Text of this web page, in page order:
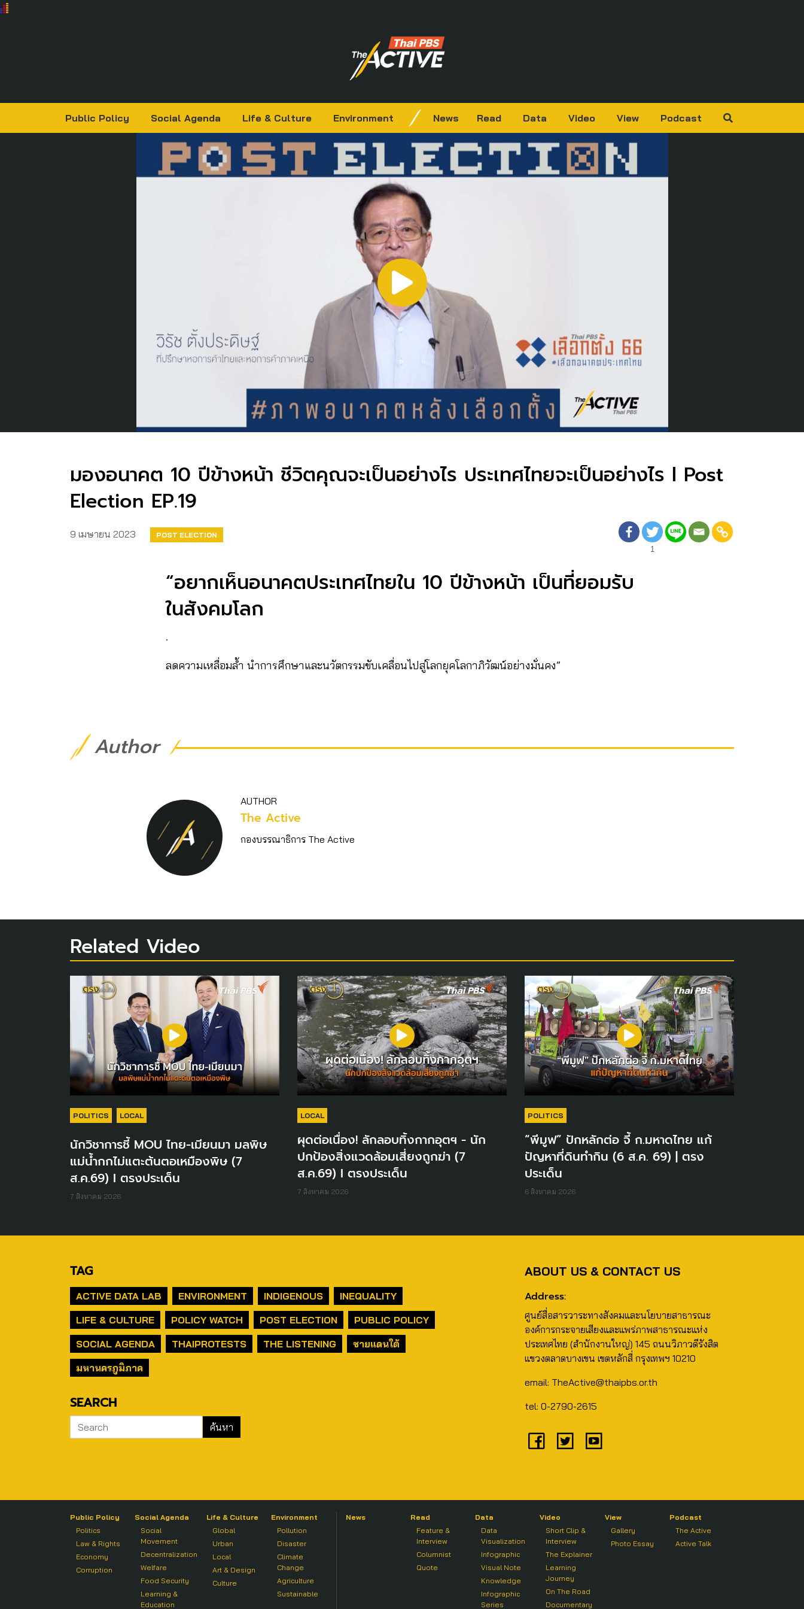
Public Policy Social Agenda Life & Culture Environment News Read Data Video View Podcast
มองอนาคต 10 ปีข้างหน้า ชีวิตคุณจะเป็นอย่างไร ประเทศไทยจะเป็นอย่างไร l Post
Election EP.19
9 เมษายน 2023
POST ELECTION
1
“อยากเห็นอนาคตประเทศไทยใน 10 ปีข้างหน้า เป็นที่ยอมรับ
ในสังคมโลก
.
ลดความเหลื่อมล้ำ นำการศึกษาและนวัตกรรมขับเคลื่อนไปสู่โลกยุคโลกาภิวัฒน์อย่างมั่นคง”
Author
AUTHOR
The Active
กองบรรณาธิการ The Active
Related Video
POLITICS LOCAL
นักวิชาการชี้ MOU ไทย-เมียนมา มลพิษ
แม่น้ำกกไม่แตะต้นตอเหมืองพิษ (7
ส.ค.69) I ตรงประเด็น
7 สิงหาคม 2026
LOCAL
ผุดต่อเนื่อง! ลักลอบทิ้งกากอุตฯ - นัก
ปกป้องสิ่งแวดล้อมเสี่ยงถูกฆ่า (7
ส.ค.69) I ตรงประเด็น
7 สิงหาคม 2026
POLITICS
“พีมูฟ” ปักหลักต่อ จี้ ก.มหาดไทย แก้
ปัญหาที่ดินทำกิน (6 ส.ค. 69) | ตรง
ประเด็น
6 สิงหาคม 2026
TAG
ACTIVE DATA LAB ENVIRONMENT INDIGENOUS
INEQUALITY
LIFE & CULTURE
POLICY WATCH POST ELECTION
PUBLIC POLICY
SOCIAL AGENDA
THAIPROTESTS THE LISTENING
ชายแดนใต้
มหานครภูมิภาค
SEARCH
ABOUT US & CONTACT US
Address:
ศูนย์สื่อสารวาระทางสังคมและนโยบายสาธารณะ
องค์การกระจายเสียงและแพร่ภาพสาธารณะแห่ง
ประเทศไทย (สำนักงานใหญ่) 145 ถนนวิภาวดีรังสิต
แขวงตลาดบางเขน เขตหลักสี่ กรุงเทพฯ 10210
email: TheActive@thaipbs.or.th
tel: 0-2790-2615
Public Policy
Politics
Law & Rights
Economy
Corruption
Social Agenda
Social
Movement
Decentralization
Welfare
Food Security
Learning &
Education
Life & Culture
Global
Urban
Local
Art & Design
Culture
Environment
Pollution
Disaster
Climate
Change
Agriculture
Sustainable
News
Read
Feature &
Interview
Columnist
Quote
Data
Data
Visualization
Infographic
Visual Note
Knowledge
Infographic
Series
Video
Short Clip &
Interview
The Explainer
Learning
Journey
On The Road
Documentary
View
Gallery
Photo Essay
Podcast
The Active
Active Talk